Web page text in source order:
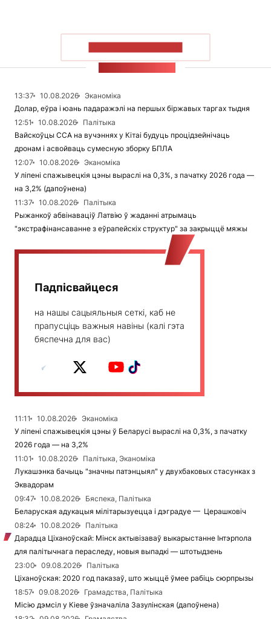
13:37 10.08.2026
Эканоміка
Долар, еўра і юань падаражэлі на першых біржавых таргах тыдня
12:51
10.08.2026
Палітыка
Вайскоўцы ССА на вучэннях у Кітаі будуць процідзейнічаць
дронам і асвойваць сумесную зборку БПЛА
12:07
10.08.2026
Эканоміка
У ліпені спажывецкія цэны выраслі на 0,3%, з пачатку 2026 года —
на 3,2% (дапоўнена)
11:37
10.08.2026
Палітыка
Рыжанкоў абвінаваціў Латвію ў жаданні атрымаць
"экстрафінансаванне з еўрапейскіх структур" за закрыццё мяжы
Падпісвайцеся
на нашы сацыяльныя сеткі, каб не
прапусціць важныя навіны (калі гэта
бяспечна для вас)
11:11 10.08.2026
Эканоміка
У ліпені спажывецкія цэны ў Беларусі выраслі на 0,3%, з пачатку
2026 года — на 3,2%
11:01
10.08.2026
Палітыка, Эканоміка
Лукашэнка бачыць "значны патэнцыял" у двухбаковых стасунках з
Эквадорам
09:47
10.08.2026
Бяспека, Палітыка
Беларуская адукацыя мілітарызуецца і дэградуе — Церашковіч
08:24
10.08.2026
Палітыка
Дарадца Ціханоўскай: Мінск актывізаваў выкарыстанне Інтэрпола
для палітычнага пераследу, новыя выпадкі — штотыдзень
23:00
09.08.2026
Палітыка
Ціханоўская: 2020 год паказаў, што жыццё ўмее рабіць сюрпрызы
18:57
09.08.2026
Грамадства, Палітыка
Місію дэмсіл у Кіеве ўзначаліла Зазулінская (дапоўнена)